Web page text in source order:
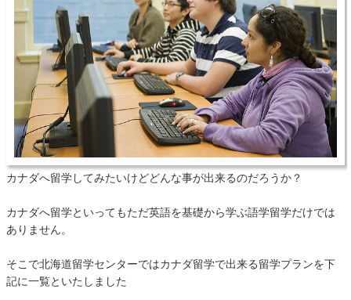
カナダへ留学してみたいけどどんな事が出来るのだろうか？
カナダへ留学といってもただ英語を基礎から学ぶ語学留学だけでは
ありません。
そこで北海道留学センターではカナダ留学で出来る留学プランを下
記に一覧といたしました